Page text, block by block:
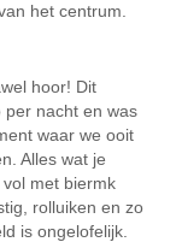
het centrum.
hoor! Dit
per nacht en was
waar we ooit
Alles wat je
met biermk
rolluiken en zo
is ongelofelijk.